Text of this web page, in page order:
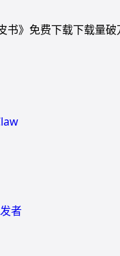
书》免费下载下载量破
者